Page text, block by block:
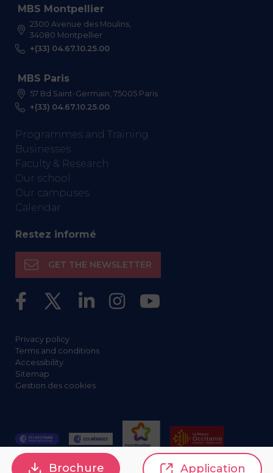
MBS Montpellier
2300 Avenue des Moulins,
34080 Montpellier
+(33) 04.67.10.25.00
MBS Paris
57 Bd Saint-Germain, 75005 Paris
+(33) 04.67.10.25.00
Programmes and Training
Businesses
Faculty & Research
Our school
Our campuses
Calendar
Restez informé
GET THE NEWSLETTER
Privacy policy
Terms and conditions
Accessibility
Sitemap
Gestion des cookies
Brochure Application